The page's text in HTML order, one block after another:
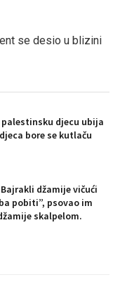
se desio u blizini
djecu ubija
bore se kutlaču
džamije vičući
pobiti”, psovao im
skalpelom.